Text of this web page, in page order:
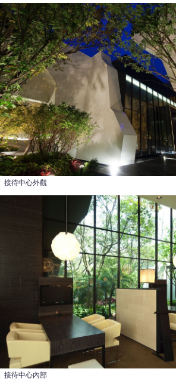
接待中心外觀
接待中心內部